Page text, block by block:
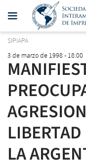
SIPIAPA
3 de marzo de 1998 - 18:00
LA